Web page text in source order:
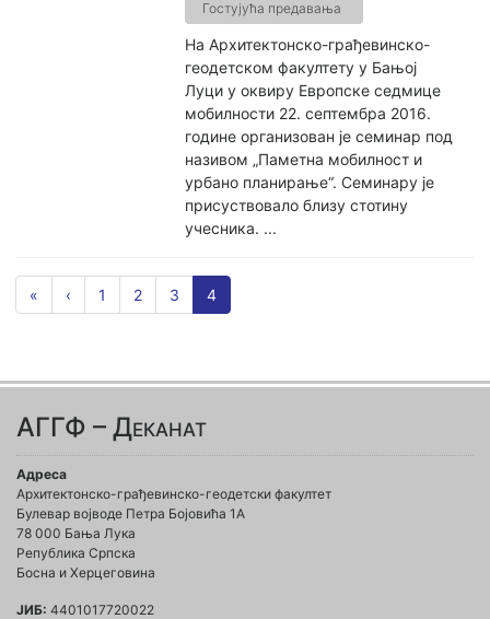
Гостујућа предавања
На Архитектонско-грађевинско-
геодетском факултету у Бањој
Луци у оквиру Европске седмице
мобилности 22. септембра 2016.
године организован је семинар под
називом „Паметна мобилност и
урбано планирање“. Семинару је
присуствовало близу стотину
учесника. ...
« ‹ 1 2 3 4
АГГФ – Деканат
Адреса
Архитектонско-грађевинско-геодетски факултет
Булевар војводе Петра Бојовића 1A
78 000 Бања Лука
Република Српска
Босна и Херцеговина
ЈИБ: 4401017720022